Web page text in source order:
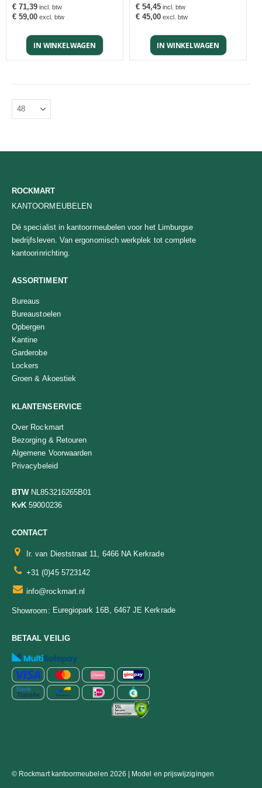
IN WINKELWAGEN
€ 71,39
€ 59,00
IN WINKELWAGEN
€ 54,45
€ 45,00
ROCKMART
KANTOORMEUBELEN
Dé specialist in kantoormeubelen voor het Limburgse
bedrijfsleven. Van ergonomisch werkplek tot complete
kantoorinrichting.
ASSORTIMENT
Bureaus
Bureaustoelen
Opbergen
Kantine
Garderobe
Lockers
Groen & Akoestiek
KLANTENSERVICE
Over Rockmart
Bezorging & Retouren
Algemene Voorwaarden
Privacybeleid
BTWNL853216265B01
KvK 59000236
CONTACT
Ir. van Dieststraat 11, 6466 NA Kerkrade
+31 (0)45 5723142
info@rockmart.nl
Showroom: Euregiopark 16B, 6467 JE Kerkrade
BETAAL VEILIG
© Rockmart kantoormeubelen 2026 | Model en prijswijzigingen